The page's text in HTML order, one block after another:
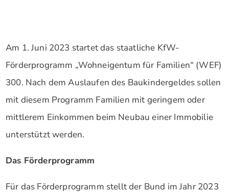
Am 1. Juni 2023 startet das staatliche KfW-
Förderprogramm „Wohneigentum für Familien“ (WEF)
300. Nach dem Auslaufen des Baukindergeldes sollen
mit diesem Programm Familien mit geringem oder
mittlerem Einkommen beim Neubau einer Immobilie
unterstützt werden.
Das Förderprogramm
Für das Förderprogramm stellt der Bund im Jahr 2023